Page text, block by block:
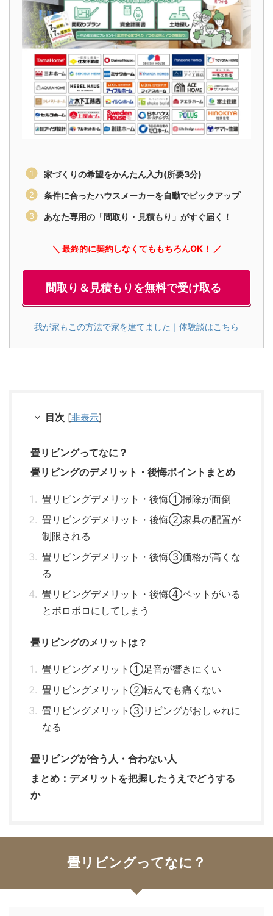
家づくりの希望をかんたん入力(所要3分)
条件に合ったハウスメーカーを自動でピックアップ
あなた専用の「間取り・見積もり」がすぐ届く！
＼ 最終的に契約しなくてももちろんOK！ ／
間取り＆見積もりを無料で受け取る
我が家もこの方法で家を建てました｜体験談はこちら
目次 [非表示]
畳リビングってなに？
畳リビングのデメリット・後悔ポイントまとめ
畳リビングデメリット・後悔①掃除が面倒
畳リビングデメリット・後悔②家具の配置が
制限される
畳リビングデメリット・後悔③価格が高くな
る
畳リビングデメリット・後悔④ペットがいる
とボロボロにしてしまう
畳リビングのメリットは？
畳リビングメリット①足音が響きにくい
畳リビングメリット②転んでも痛くない
畳リビングメリット③リビングがおしゃれに
なる
畳リビングが合う人・合わない人
まとめ：デメリットを把握したうえでどうする
か
畳リビングってなに？